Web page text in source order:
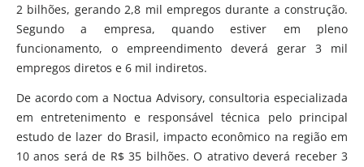
2 bilhões, gerando 2,8 mil empregos durante a construção.
Segundo a empresa, quando estiver em pleno
funcionamento, o empreendimento deverá gerar 3 mil
empregos diretos e 6 mil indiretos.
De acordo com a Noctua Advisory, consultoria especializada
em entretenimento e responsável técnica pelo principal
estudo de lazer do Brasil, impacto econômico na região em
10 anos será de R$ 35 bilhões. O atrativo deverá receber 3